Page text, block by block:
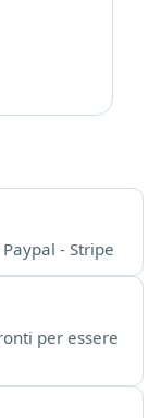
- Stripe
per essere